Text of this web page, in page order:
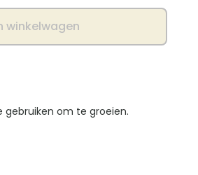
winkelwagen
gebruiken om te groeien.